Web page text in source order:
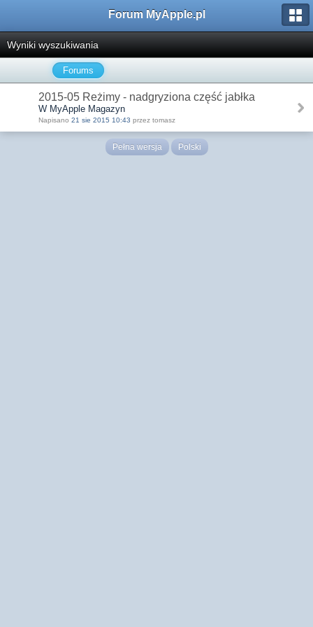
Forum MyApple.pl
Wyniki wyszukiwania
Forums
2015-05 Reżimy - nadgryziona część jabłka
W MyApple Magazyn
Napisano 21 sie 2015 10:43 przez tomasz
Pełna wersja Polski